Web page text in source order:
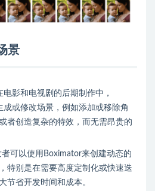
景
电影和电视剧的后期制作中，
成或修改场景，例如添加或移除角
者创造复杂的特效，而无需昂贵的
可以使用Boximator来创建动态的
特别是在需要高度定制化或快速迭
节省开发时间和成本。